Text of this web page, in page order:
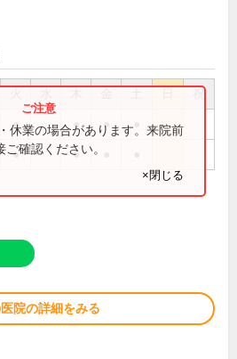
祝
● ● ●
● ●
休業の場合があります。来院前
確認ください。
×閉じる
院の詳細をみる